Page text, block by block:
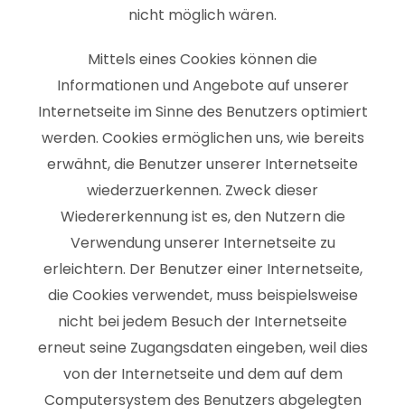
nicht möglich wären.
Mittels eines Cookies können die
Informationen und Angebote auf unserer
Internetseite im Sinne des Benutzers optimiert
werden. Cookies ermöglichen uns, wie bereits
erwähnt, die Benutzer unserer Internetseite
wiederzuerkennen. Zweck dieser
Wiedererkennung ist es, den Nutzern die
Verwendung unserer Internetseite zu
erleichtern. Der Benutzer einer Internetseite,
die Cookies verwendet, muss beispielsweise
nicht bei jedem Besuch der Internetseite
erneut seine Zugangsdaten eingeben, weil dies
von der Internetseite und dem auf dem
Computersystem des Benutzers abgelegten